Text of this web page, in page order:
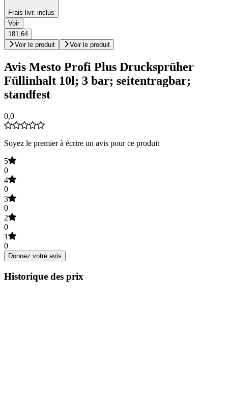
Frais livr. inclus
Voir
181,64
Voir le produit
Voir le produit
Avis Mesto Profi Plus Drucksprüher
Füllinhalt 10l; 3 bar; seitentragbar;
standfest
0,0
Soyez le premier à écrire un avis pour ce produit
5
0
4
0
3
0
2
0
1
0
Donnez votre avis
Historique des prix